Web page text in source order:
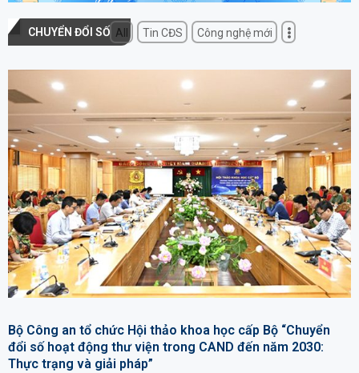
CHUYỂN ĐỔI SỐ All Tin CĐS Công nghệ mới
Bộ Công an tổ chức Hội thảo khoa học cấp Bộ “Chuyển
đổi số hoạt động thư viện trong CAND đến năm 2030:
Thực trạng và giải pháp”